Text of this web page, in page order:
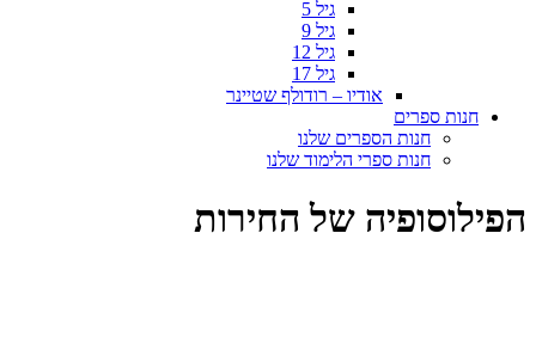
גיל 5
גיל 9
גיל 12
גיל 17
אודיו – רודולף שטיינר
חנות ספרים
חנות הספרים שלנו
חנות ספרי הלימוד שלנו
הפילוסופיה של החירות